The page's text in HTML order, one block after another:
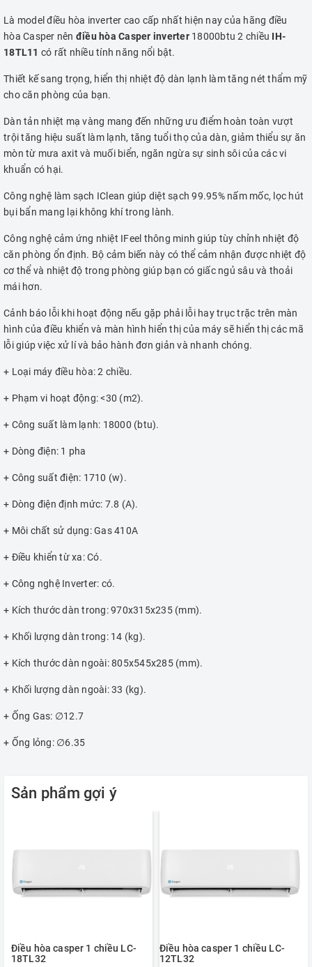
Là model điều hòa inverter cao cấp nhất hiện nay của hãng điều
hòa Casper nên điều hòa Casper inverter18000btu 2 chiều IH-
18TL11 có rất nhiều tính năng nổi bật.
Thiết kế sang trọng, hiển thị nhiệt độ dàn lạnh làm tăng nét thẩm mỹ
cho căn phòng của bạn.
Dàn tản nhiệt mạ vàng mang đến những ưu điểm hoàn toàn vượt
trội tăng hiệu suất làm lạnh, tăng tuổi thọ của dàn, giảm thiểu sự ăn
mòn từ mưa axit và muối biển, ngăn ngừa sự sinh sôi của các vi
khuẩn có hại.
Công nghệ làm sạch IClean giúp diệt sạch 99.95% nấm mốc, lọc hút
bụi bẩn mang lại không khí trong lành.
Công nghệ cảm ứng nhiệt IFeel thông minh giúp tùy chỉnh nhiệt độ
căn phòng ổn định. Bộ cảm biến này có thể cảm nhận được nhiệt độ
cơ thể và nhiệt độ trong phòng giúp bạn có giấc ngủ sâu và thoải
mái hơn.
Cảnh báo lỗi khi hoạt động nếu gặp phải lỗi hay trục trặc trên màn
hình của điều khiển và màn hình hiển thị của máy sẽ hiển thị các mã
lỗi giúp việc xử lí và bảo hành đơn giản và nhanh chóng.
+ Loại máy điều hòa: 2 chiều.
+ Phạm vi hoạt động: <30 (m2).
+ Công suất làm lạnh: 18000 (btu).
+ Dòng điện: 1 pha
+ Công suất điện: 1710 (w).
+ Dòng điện định mức: 7.8 (A).
+ Môi chất sử dụng: Gas 410A
+ Điều khiển từ xa: Có.
+ Công nghệ Inverter: có.
+ Kích thước dàn trong: 970x315x235 (mm).
+ Khối lượng dàn trong: 14 (kg).
+ Kích thước dàn ngoài: 805x545x285 (mm).
+ Khối lượng dàn ngoài: 33 (kg).
+ Ống Gas: ∅12.7
+ Ống lỏng: ∅6.35
Sản phẩm gợi ý
Điều hòa casper 1 chiều LC-
18TL32
Điều hòa casper 1 chiều LC-
12TL32